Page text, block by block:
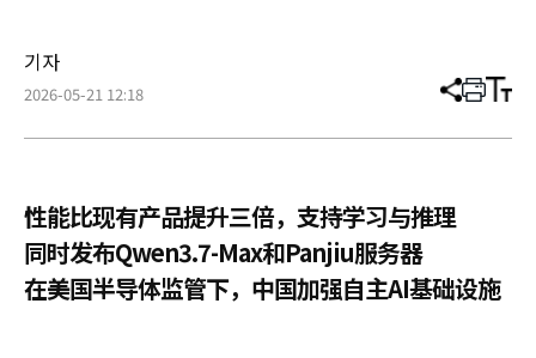
기자
2026-05-21 12:18 分
章
打 调
小
性能比现有产品提升三倍，支持学习与推理
同时发布Qwen3.7-Max和Panjiu服务器
在美国半导体监管下，中国加强自主AI基础设施